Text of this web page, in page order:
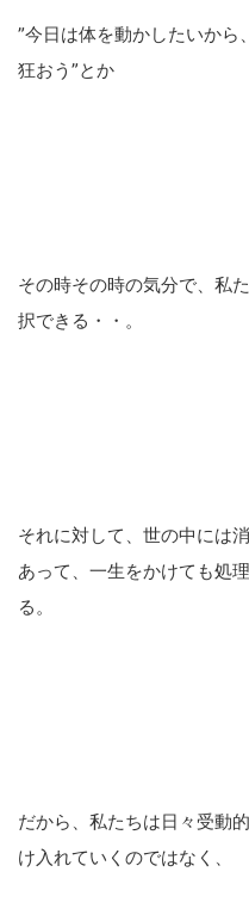
”今日は体を動かしたいから
狂おう”とか
その時その時の気分で、私
択できる・・。
それに対して、世の中には
あって、一生をかけても処
る。
だから、私たちは日々受動
け入れていくのではなく、